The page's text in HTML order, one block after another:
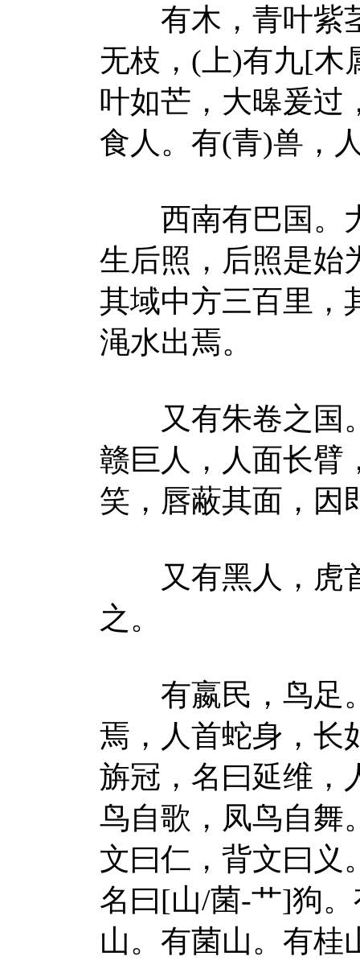
有木，青叶紫茎
无枝，(上)有九[木
叶如芒，大暤爰过
食人。有(青)兽，
西南有巴国。大
生后照，后照是始
其域中方三百里，
渑水出焉。
又有朱卷之国。
赣巨人，人面长臂
笑，唇蔽其面，因
又有黑人，虎首
之。
有嬴民，鸟足。
焉，人首蛇身，长
旃冠，名曰延维，
鸟自歌，凤鸟自舞
文曰仁，背文曰义
名曰[山/菌-艹]狗
山。有菌山。有桂